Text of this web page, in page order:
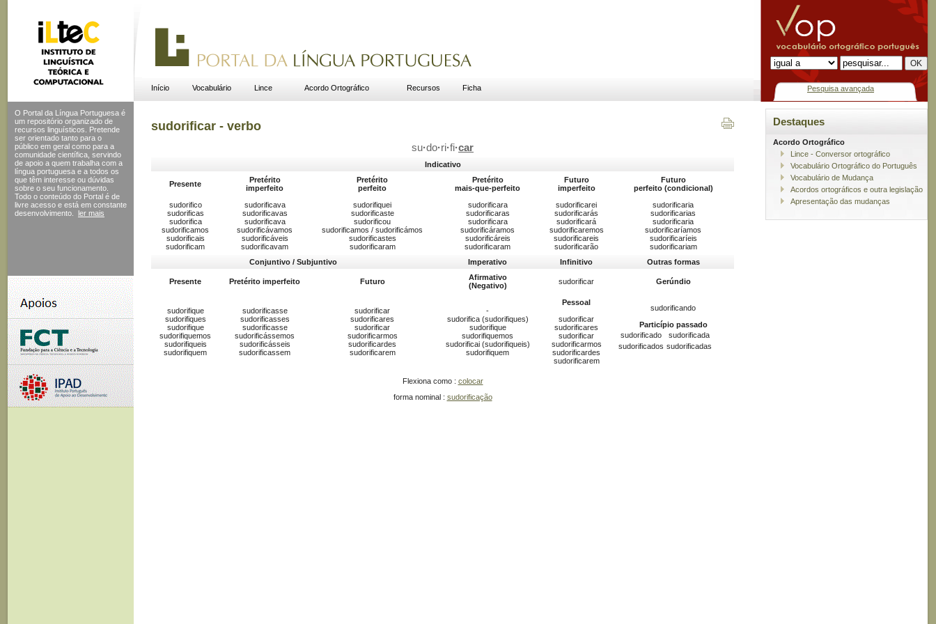
Início Vocabulário Lince Acordo Ortográfico Recursos Ficha Pesquisa avançada
O Portal da Língua Portuguesa é
um repositório organizado de
recursos linguísticos. Pretende
ser orientado tanto para o
público em geral como para a
comunidade científica, servindo
de apoio a quem trabalha com a
língua portuguesa e a todos os
que têm interesse ou dúvidas
sobre o seu funcionamento.
Todo o conteúdo do Portal é de
livre acesso e está em constante
desenvolvimento.
ler mais
sudorificar - verbo
su·do·ri·fi·car
Indicativo
Presente
Pretérito
imperfeito
Pretérito
perfeito
Pretérito
mais-que-perfeito
Futuro
imperfeito
Futuro
perfeito (condicional)
sudorifico
sudorificas
sudorifica
sudorificamos
sudorificais
sudorificam
sudorificava
sudorificavas
sudorificava
sudorificávamos
sudorificáveis
sudorificavam
sudorifiquei
sudorificaste
sudorificou
sudorificamos / sudorificámos
sudorificastes
sudorificaram
sudorificara
sudorificaras
sudorificara
sudorificáramos
sudorificáreis
sudorificaram
sudorificarei
sudorificarás
sudorificará
sudorificaremos
sudorificareis
sudorificarão
sudorificaria
sudorificarias
sudorificaria
sudorificaríamos
sudorificaríeis
sudorificariam
Conjuntivo / Subjuntivo
Imperativo Infinitivo Outras formas
Presente Pretérito imperfeito Futuro
Afirmativo
(Negativo)
sudorificar Gerúndio
sudorifique
sudorifiques
sudorifique
sudorifiquemos
sudorifiqueis
sudorifiquem
sudorificasse
sudorificasses
sudorificasse
sudorificássemos
sudorificásseis
sudorificassem
sudorificar
sudorificares
sudorificar
sudorificarmos
sudorificardes
sudorificarem
-
sudorifica (sudorifiques)
sudorifique
sudorifiquemos
sudorificai (sudorifiqueis)
sudorifiquem
Pessoal
sudorificar
sudorificares
sudorificar
sudorificarmos
sudorificardes
sudorificarem
sudorificando
Particípio passado
sudorificado
sudorificada
sudorificados sudorificadas
Flexiona como : colocar
forma nominal : sudorificação
Destaques
Acordo Ortográfico
Lince - Conversor ortográfico
Vocabulário Ortográfico do Português
Vocabulário de Mudança
Acordos ortográficos e outra legislação
Apresentação das mudanças